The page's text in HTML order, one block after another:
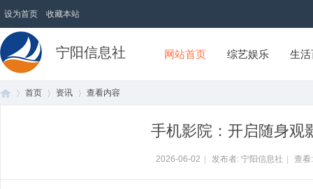
设为首页 收藏本站
宁阳信息社 网站首页 综艺娱乐 生
首页 资讯 查看内容
手机影院：开启随身观
2026-06-02 发布者: 宁阳信息社 查